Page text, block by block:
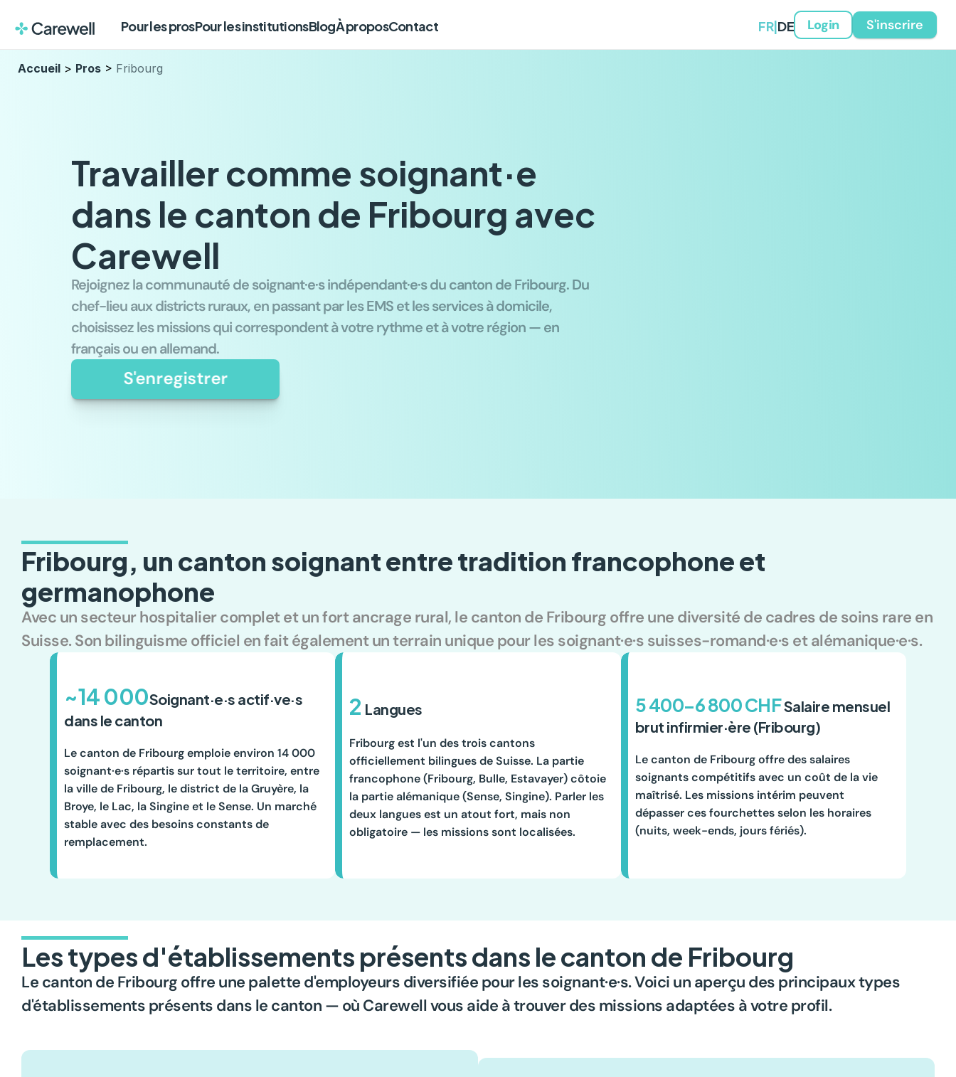
Pour les prosPour les institutionsBlogÀ proposContact FR|DE Login S'inscrire
Travailler comme soignant·e
dans le canton de Fribourg avec
Carewell
Rejoignez la communauté de soignant·e·s indépendant·e·s du canton de Fribourg. Du
chef-lieu aux districts ruraux, en passant par les EMS et les services à domicile,
choisissez les missions qui correspondent à votre rythme et à votre région — en
français ou en allemand.
S'enregistrer
Accueil > Pros > Fribourg
Fribourg, un canton soignant entre tradition francophone et
germanophone
Avec un secteur hospitalier complet et un fort ancrage rural, le canton de Fribourg offre une diversité de cadres de soins rare en
Suisse. Son bilinguisme officiel en fait également un terrain unique pour les soignant·e·s suisses-romand·e·s et alémanique·e·s.
~14 000Soignant·e·s actif·ve·s
dans le canton
Le canton de Fribourg emploie environ 14 000
soignant·e·s répartis sur tout le territoire, entre
la ville de Fribourg, le district de la Gruyère, la
Broye, le Lac, la Singine et le Sense. Un marché
stable avec des besoins constants de
remplacement.
2 Langues
Fribourg est l'un des trois cantons
officiellement bilingues de Suisse. La partie
francophone (Fribourg, Bulle, Estavayer) côtoie
la partie alémanique (Sense, Singine). Parler les
deux langues est un atout fort, mais non
obligatoire — les missions sont localisées.
5 400–6 800 CHF Salaire mensuel
brut infirmier·ère (Fribourg)
Le canton de Fribourg offre des salaires
soignants compétitifs avec un coût de la vie
maîtrisé. Les missions intérim peuvent
dépasser ces fourchettes selon les horaires
(nuits, week-ends, jours fériés).
Les types d'établissements présents dans le canton de Fribourg
Le canton de Fribourg offre une palette d'employeurs diversifiée pour les soignant·e·s. Voici un aperçu des principaux types
d'établissements présents dans le canton — où Carewell vous aide à trouver des missions adaptées à votre profil.